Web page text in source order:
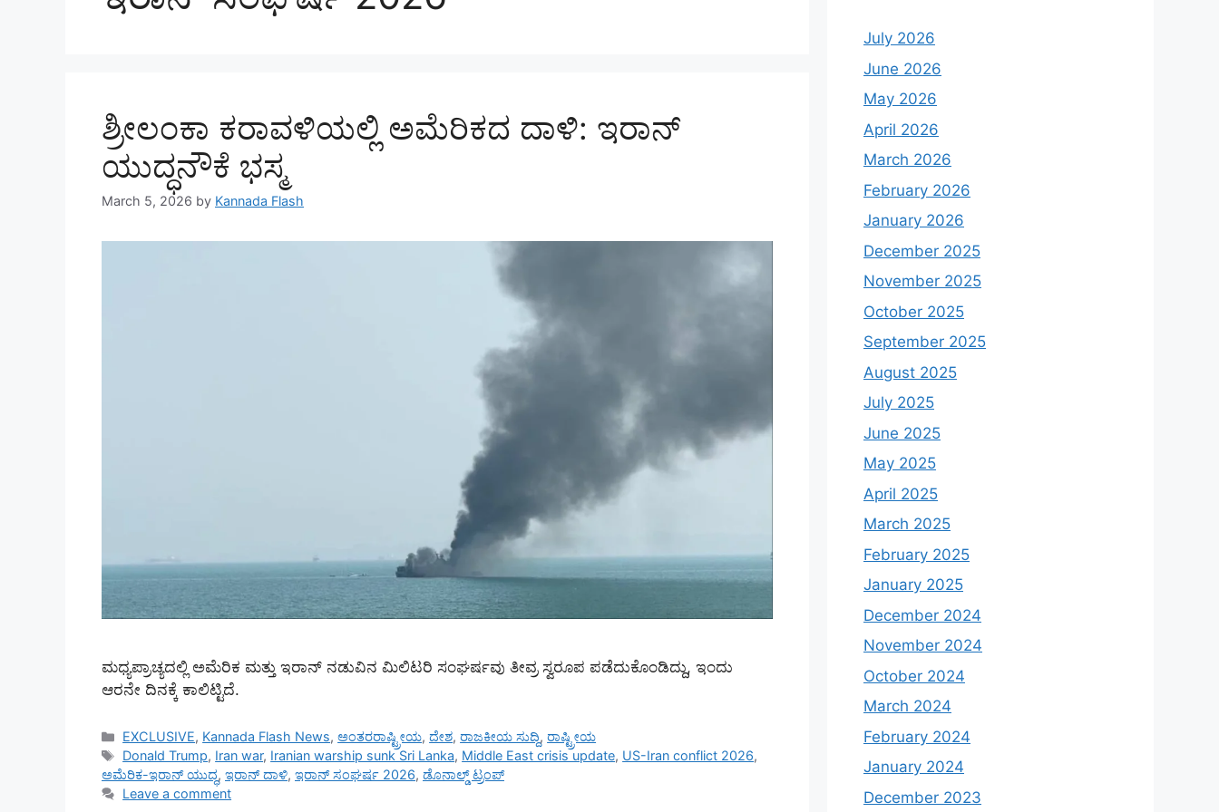
ಶ್ರೀಲಂಕಾ ಕರಾವಳಿಯಲ್ಲಿ ಅಮೆರಿಕದ ದಾಳಿ: ಇರಾನ್
ಯುದ್ಧನೌಕೆ ಭಸ್ಮ
March 5, 2026 by Kannada Flash
ಮಧ್ಯಪ್ರಾಚ್ಯದಲ್ಲಿ ಅಮೆರಿಕ ಮತ್ತು ಇರಾನ್ ನಡುವಿನ ಮಿಲಿಟರಿ ಸಂಘರ್ಷವು ತೀವ್ರ ಸ್ವರೂಪ ಪಡೆದುಕೊಂಡಿದ್ದು, ಇಂದು
ಆರನೇ ದಿನಕ್ಕೆ ಕಾಲಿಟ್ಟಿದೆ.
Categories
EXCLUSIVE, Kannada Flash News,ಅಂತರರಾಷ್ಟ್ರೀಯ,ದೇಶ,ರಾಜಕೀಯ ಸುದ್ದಿ,ರಾಷ್ಟ್ರೀಯ
Tags
Donald Trump, Iran war, Iranian warship sunk Sri Lanka, Middle East crisis update, US-Iran conflict 2026,
ಅಮೆರಿಕ-ಇರಾನ್ ಯುದ್ಧ, ಇರಾನ್ ದಾಳಿ, ಇರಾನ್ ಸಂಘರ್ಷ 2026, ಡೊನಾಲ್ಡ್ ಟ್ರಂಪ್
Leave a comment
July 2026
June 2026
May 2026
April 2026
March 2026
February 2026
January 2026
December 2025
November 2025
October 2025
September 2025
August 2025
July 2025
June 2025
May 2025
April 2025
March 2025
February 2025
January 2025
December 2024
November 2024
October 2024
March 2024
February 2024
January 2024
December 2023